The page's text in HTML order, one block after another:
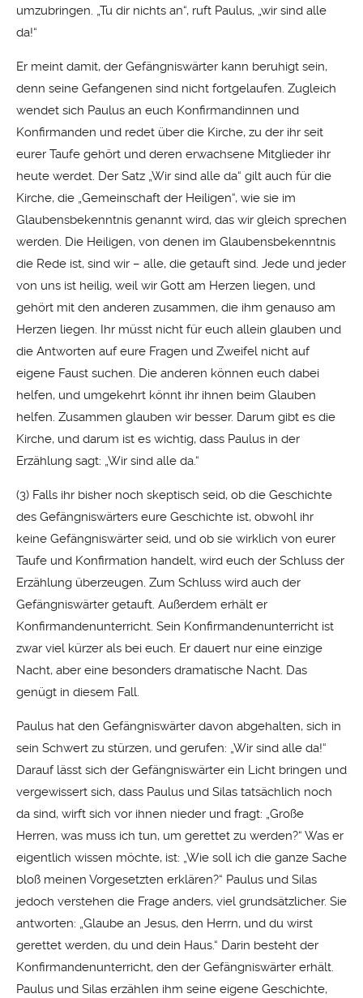
umzubringen. „Tu dir nichts an“, ruft Paulus, „wir sind alle
da!“
Er meint damit, der Gefängniswärter kann beruhigt sein,
denn seine Gefangenen sind nicht fortgelaufen. Zugleich
wendet sich Paulus an euch Konfirmandinnen und
Konfirmanden und redet über die Kirche, zu der ihr seit
eurer Taufe gehört und deren erwachsene Mitglieder ihr
heute werdet. Der Satz „Wir sind alle da“ gilt auch für die
Kirche, die „Gemeinschaft der Heiligen“, wie sie im
Glaubensbekenntnis genannt wird, das wir gleich sprechen
werden. Die Heiligen, von denen im Glaubensbekenntnis
die Rede ist, sind wir – alle, die getauft sind. Jede und jeder
von uns ist heilig, weil wir Gott am Herzen liegen, und
gehört mit den anderen zusammen, die ihm genauso am
Herzen liegen. Ihr müsst nicht für euch allein glauben und
die Antworten auf eure Fragen und Zweifel nicht auf
eigene Faust suchen. Die anderen können euch dabei
helfen, und umgekehrt könnt ihr ihnen beim Glauben
helfen. Zusammen glauben wir besser. Darum gibt es die
Kirche, und darum ist es wichtig, dass Paulus in der
Erzählung sagt: „Wir sind alle da.“
(3) Falls ihr bisher noch skeptisch seid, ob die Geschichte
des Gefängniswärters eure Geschichte ist, obwohl ihr
keine Gefängniswärter seid, und ob sie wirklich von eurer
Taufe und Konfirmation handelt, wird euch der Schluss der
Erzählung überzeugen. Zum Schluss wird auch der
Gefängniswärter getauft. Außerdem erhält er
Konfirmandenunterricht. Sein Konfirmandenunterricht ist
zwar viel kürzer als bei euch. Er dauert nur eine einzige
Nacht, aber eine besonders dramatische Nacht. Das
genügt in diesem Fall.
Paulus hat den Gefängniswärter davon abgehalten, sich in
sein Schwert zu stürzen, und gerufen: „Wir sind alle da!“
Darauf lässt sich der Gefängniswärter ein Licht bringen und
vergewissert sich, dass Paulus und Silas tatsächlich noch
da sind, wirft sich vor ihnen nieder und fragt: „Große
Herren, was muss ich tun, um gerettet zu werden?“ Was er
eigentlich wissen möchte, ist: „Wie soll ich die ganze Sache
bloß meinen Vorgesetzten erklären?“ Paulus und Silas
jedoch verstehen die Frage anders, viel grundsätzlicher. Sie
antworten: „Glaube an Jesus, den Herrn, und du wirst
gerettet werden, du und dein Haus.“ Darin besteht der
Konfirmandenunterricht, den der Gefängniswärter erhält.
Paulus und Silas erzählen ihm seine eigene Geschichte,